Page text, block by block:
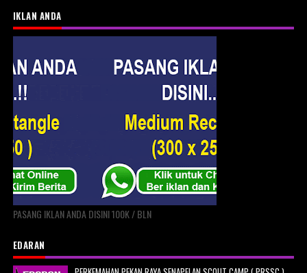
IKLAN ANDA
PASANG IKLAN ANDA DISINI 100K / BLN
EDARAN